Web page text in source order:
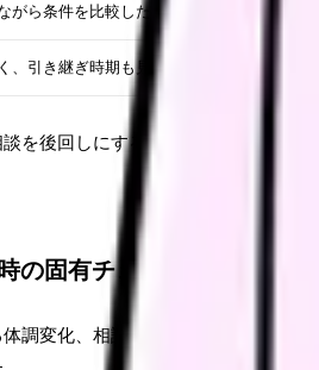
がら条件を比較したい
、引き継ぎ時期も見えている
を後回しにすることは避けたい動
の固有チェック
調変化、相談のしづらさ、勤務表